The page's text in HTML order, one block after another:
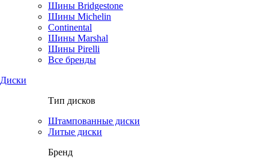
Шины Bridgestone
Шины Michelin
Continental
Шины Marshal
Шины Pirelli
Все бренды
Диски
Тип дисков
Штампованные диски
Литые диски
Бренд